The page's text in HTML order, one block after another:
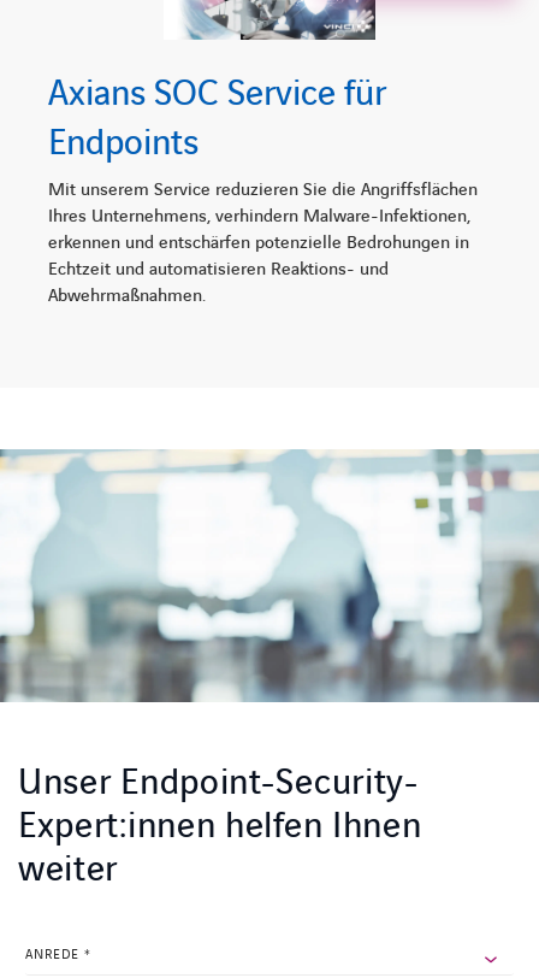
Axians SOC Service für
Endpoints
Mit unserem Service reduzieren Sie die Angriffsflächen
Ihres Unternehmens, verhindern Malware-Infektionen,
erkennen und entschärfen potenzielle Bedrohungen in
Echtzeit und automatisieren Reaktions- und
Abwehrmaßnahmen.
Unser Endpoint-Security-
Expert:innen helfen Ihnen
weiter
URL